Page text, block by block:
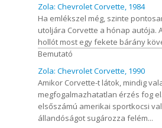
Zola: Chevrolet Corvette, 1984
Ha emlékszel még, szinte
utoljára Corvette a hónap autója.
hollót most egy fekete bárány
Bemutató
Zola: Chevrolet Corvette, 1990
Amikor Corvette-t látok, mindig
megfogalmazhatatlan érzés fog
elsőszámú amerikai sportkocsi
állandóságot sugározza felém...